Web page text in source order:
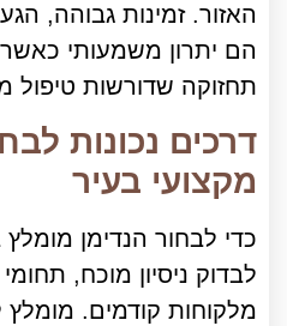
האזור. זמינות גבוהה,
הם יתרון משמעותי
תחזוקה שדורשות טיפול
דרכים נכונות
מקצועי בעיר
כדי לבחור הנדימן
לבדוק ניסיון מוכח,
מלקוחות קודמים.